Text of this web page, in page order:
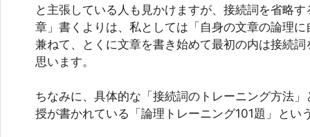
と主張している人も見かけますが、接続詞を省略
章」書くよりは、私としては「自身の文章の論理
兼ねて、とくに文章を書き始めて最初の内は接続
思います。
ちなみに、具体的な「接続詞のトレーニング方法
授が書かれている「論理トレーニング101題」
とい